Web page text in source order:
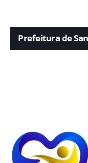
Prefeitura de